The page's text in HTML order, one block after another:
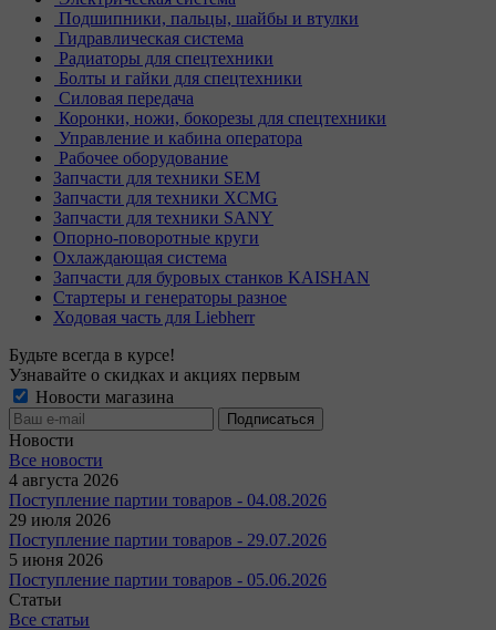
Подшипники, пальцы, шайбы и втулки
Гидравлическая система
Радиаторы для спецтехники
Болты и гайки для спецтехники
Силовая передача
Коронки, ножи, бокорезы для спецтехники
Управление и кабина оператора
Рабочее оборудование
Запчасти для техники SEM
Запчасти для техники XCMG
Запчасти для техники SANY
Опорно-поворотные круги
Охлаждающая система
Запчасти для буровых станков KAISHAN
Стартеры и генераторы разное
Ходовая часть для Liebherr
Будьте всегда в курсе!
Узнавайте о скидках и акциях первым
Новости магазина
Новости
Все новости
4 августа 2026
Поступление партии товаров - 04.08.2026
29 июля 2026
Поступление партии товаров - 29.07.2026
5 июня 2026
Поступление партии товаров - 05.06.2026
Статьи
Все статьи